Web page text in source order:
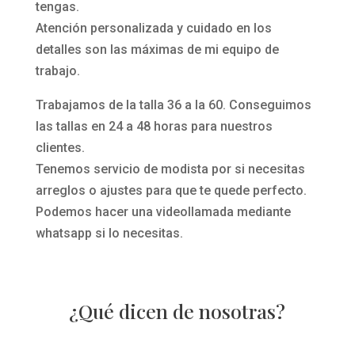
tengas.
Atención personalizada y cuidado en los
detalles son las máximas de mi equipo de
trabajo.
Trabajamos de la talla 36 a la 60. Conseguimos
las tallas en 24 a 48 horas para nuestros
clientes.
Tenemos servicio de modista por si necesitas
arreglos o ajustes para que te quede perfecto.
Podemos hacer una videollamada mediante
whatsapp si lo necesitas.
¿Qué dicen de nosotras?